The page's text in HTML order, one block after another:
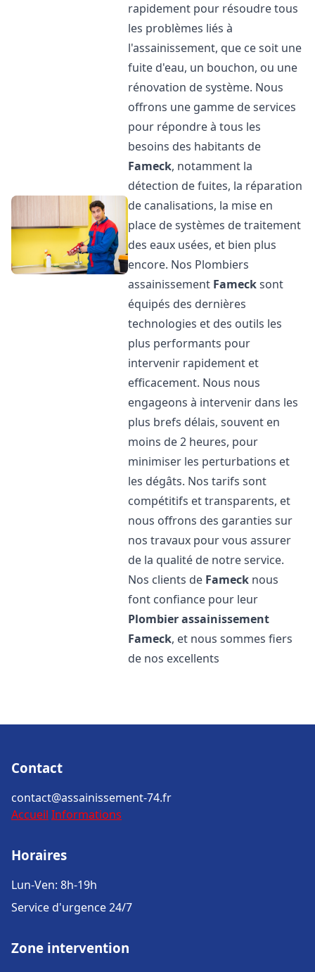
rapidement pour résoudre tous
les problèmes liés à
l'assainissement, que ce soit une
fuite d'eau, un bouchon, ou une
rénovation de système. Nous
offrons une gamme de services
pour répondre à tous les
besoins des habitants de
Fameck, notamment la
détection de fuites, la réparation
de canalisations, la mise en
place de systèmes de traitement
des eaux usées, et bien plus
encore. Nos Plombiers
assainissement Famecksont
équipés des dernières
technologies et des outils les
plus performants pour
intervenir rapidement et
efficacement. Nous nous
engageons à intervenir dans les
plus brefs délais, souvent en
moins de 2 heures, pour
minimiser les perturbations et
les dégâts. Nos tarifs sont
compétitifs et transparents, et
nous offrons des garanties sur
nos travaux pour vous assurer
de la qualité de notre service.
Nos clients de Fameck nous
font confiance pour leur
Plombier assainissement
Fameck, et nous sommes fiers
de nos excellents
Contact
contact@assainissement-74.fr
Accueil Informations
Horaires
Lun-Ven: 8h-19h
Service d'urgence 24/7
Zone intervention